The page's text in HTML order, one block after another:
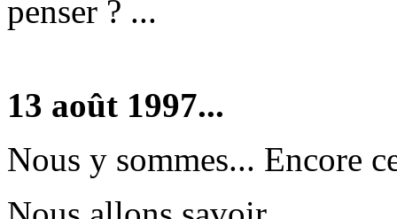
penser ? ...
13 août 1997...
Nous y sommes... Encore